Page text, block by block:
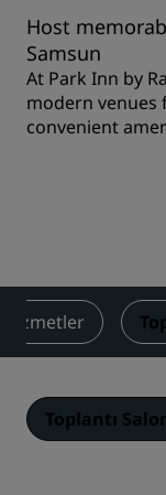
Host
Samsun
At Park Inn by
modern venues
convenient
Hizmetler
Toplantı